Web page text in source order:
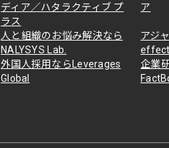
ディア／ハタラクティブ プ
ラス
ア
人と組織のお悩み解決なら
NALYSYS Lab.
アジ
外国人採用ならLeverages
Global
企業